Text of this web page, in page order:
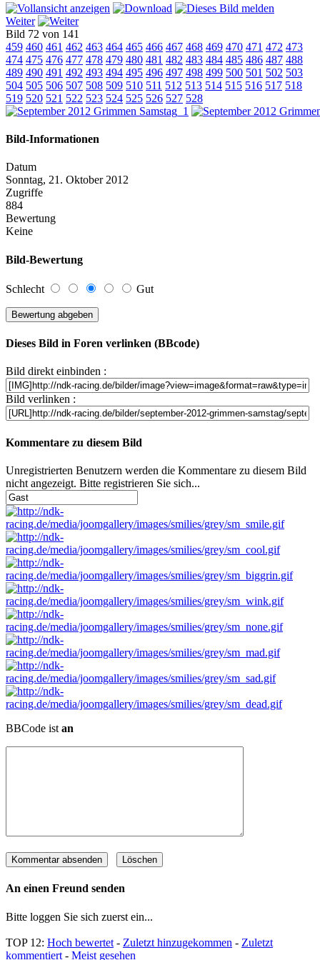
Weiter
Bild 72 von 141
459 460 461 462 463 464 465 466 467 468 469 470 471 472 473
474 475 476 477 478 479 480 481 482 483 484 485 486 487 488
489 490 491 492 493 494 495 496 497 498 499 500 501 502 503
504 505 506 507 508 509 510 511 512 513 514 515 516 517 518
519 520 521 522 523 524 525 526 527 528
Bild-Informationen
Datum
Sonntag, 21. Oktober 2012
Zugriffe
884
Bewertung
Keine
Bild-Bewertung
Schlecht Gut
Dieses Bild in Foren verlinken (BBcode)
Bild direkt einbinden :
Bild verlinken :
Kommentare zu diesem Bild
Unregistrierten Benutzern werden die Kommentare zu diesem Bild
nicht angezeigt. Bitte registrieren Sie sich...
BBCode ist an
An einen Freund senden
Bitte loggen Sie sich zuerst ein...
TOP 12: Hoch bewertet - Zuletzt hinzugekommen - Zuletzt
kommentiert - Meist gesehen